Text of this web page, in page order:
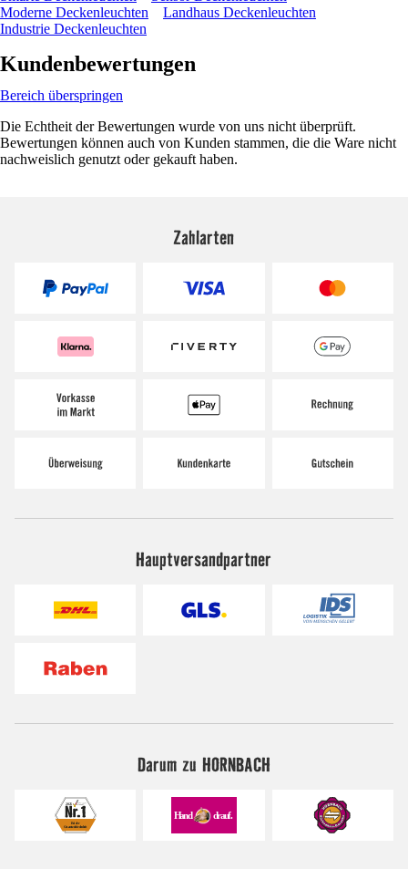
Moderne Deckenleuchten
Landhaus Deckenleuchten
Industrie Deckenleuchten
Kundenbewertungen
Bereich überspringen
Die Echtheit der Bewertungen wurde von uns nicht überprüft.
Bewertungen können auch von Kunden stammen, die die Ware nicht
nachweislich genutzt oder gekauft haben.
Zahlarten
Hauptversandpartner
Darum zu HORNBACH